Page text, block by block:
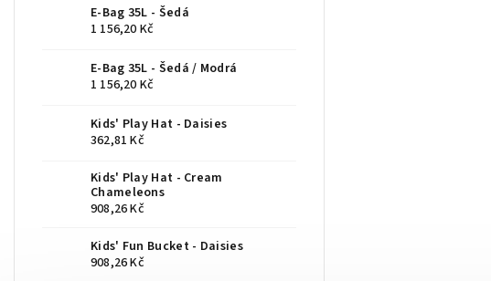
E-Bag 35L - Šedá
1 156,20 Kč
E-Bag 35L - Šedá / Modrá
1 156,20 Kč
Kids' Play Hat - Daisies
362,81 Kč
Kids' Play Hat - Cream
Chameleons
908,26 Kč
Kids' Fun Bucket - Daisies
908,26 Kč